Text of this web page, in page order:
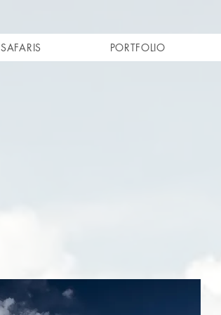
SAFARIS PORTFOLIO